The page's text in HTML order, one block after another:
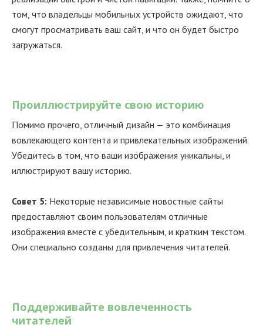
том, что владельцы мобильных устройств ожидают, что
смогут просматривать ваш сайт, и что он будет быстро
загружаться.
Проиллюстрируйте свою историю
Помимо прочего, отличный дизайн — это комбинация
вовлекающего контента и привлекательных изображений.
Убедитесь в том, что ваши изображения уникальны, и
иллюстрируют вашу историю.
Совет 5: Некоторые независимые новостные сайты
предоставляют своим пользователям отличные
изображения вместе с убедительным, и кратким текстом.
Они специально созданы для привлечения читателей.
Поддерживайте вовлеченность
читателей